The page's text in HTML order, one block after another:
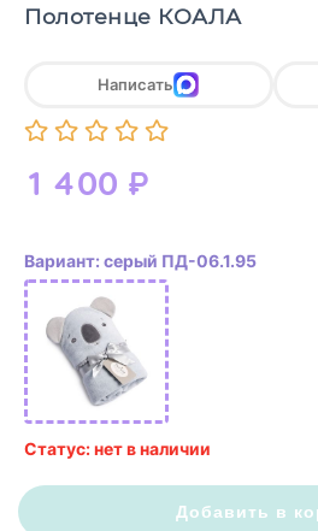
Полотенце КОАЛА
1 400 ₽
Написать
Вариант: серый ПД-06.1.95
Статус: нет в наличии
Добавить в